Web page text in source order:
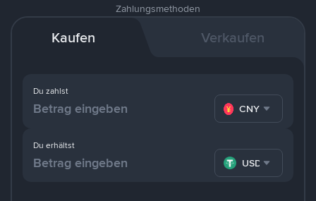
Zahlungsmethoden
Kaufen Verkaufen
Du zahlst
CNY
Du erhältst
USDT